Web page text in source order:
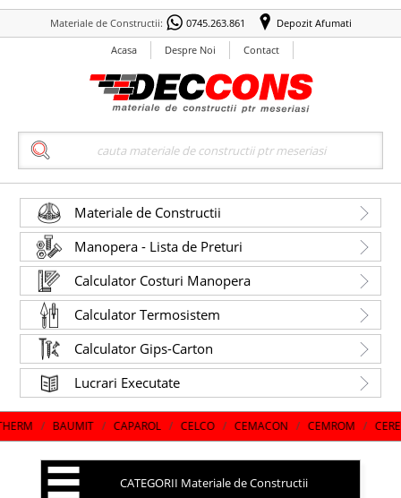
Materiale de Constructii: 0745.263.861
Depozit Afumati
Acasa
Despre Noi Contact
Search
Materiale de Constructii
Manopera - Lista de Preturi
Calculator Costuri Manopera
Calculator Termosistem
Calculator Gips-Carton
Lucrari Executate
BAUMIT/CAPAROL /CELCO /CEMACON/CEMROM /CERESIT/
CATEGORII Materiale de Constructii